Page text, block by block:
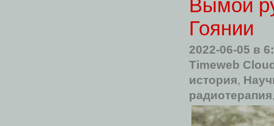
Вымой
Гоянии
2022-06-05 в
Timeweb
история,
радиотерапия